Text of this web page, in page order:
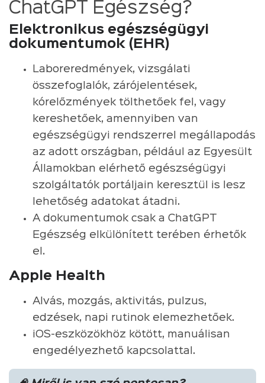
ChatGPT Egészség?
Elektronikus egészségügyi
dokumentumok (EHR)
Laboreredmények, vizsgálati
összefoglalók, zárójelentések,
kórelőzmények tölthetőek fel, vagy
kereshetőek, amennyiben van
egészségügyi rendszerrel megállapodás
az adott országban, például az Egyesült
Államokban elérhető egészségügyi
szolgáltatók portáljain keresztül is lesz
lehetőség adatokat átadni.
A dokumentumok csak a ChatGPT
Egészség elkülönített terében érhetők
el.
Apple Health
Alvás, mozgás, aktivitás, pulzus,
edzések, napi rutinok elemezhetőek.
iOS-eszközökhöz kötött, manuálisan
engedélyezhető kapcsolattal.